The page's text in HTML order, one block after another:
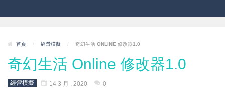
首頁 / 經營模擬 / 奇幻生活 ONLINE 修改器1.0
奇幻生活 Online 修改器1.0
經營模擬 14 3 月 , 2020 0